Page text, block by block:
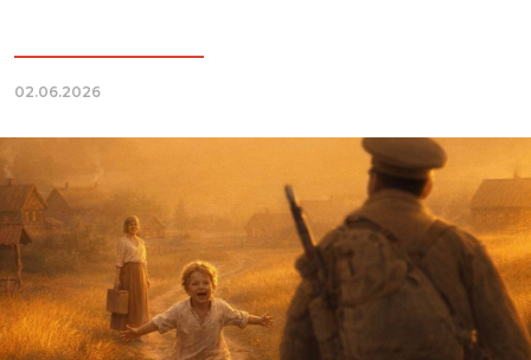
02.06.2026